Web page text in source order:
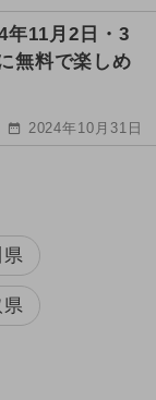
年11月2日・3
無料で楽しめ
2024年10月31日
県